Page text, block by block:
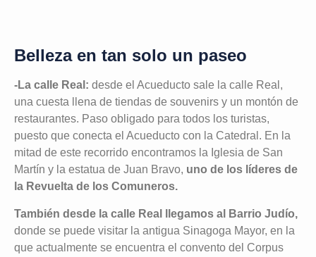
Belleza en tan solo un paseo
-La calle Real: desde el Acueducto sale la calle Real,
una cuesta llena de tiendas de souvenirs y un montón de
restaurantes. Paso obligado para todos los turistas,
puesto que conecta el Acueducto con la Catedral. En la
mitad de este recorrido encontramos la Iglesia de San
Martín y la estatua de Juan Bravo, uno de los líderes de
la Revuelta de los Comuneros.
También desde la calle Real llegamos al Barrio Judío,
donde se puede visitar la antigua Sinagoga Mayor, en la
que actualmente se encuentra el convento del Corpus